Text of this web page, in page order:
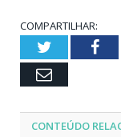
COMPARTILHAR:
Twitter
Email
CONTEÚDO